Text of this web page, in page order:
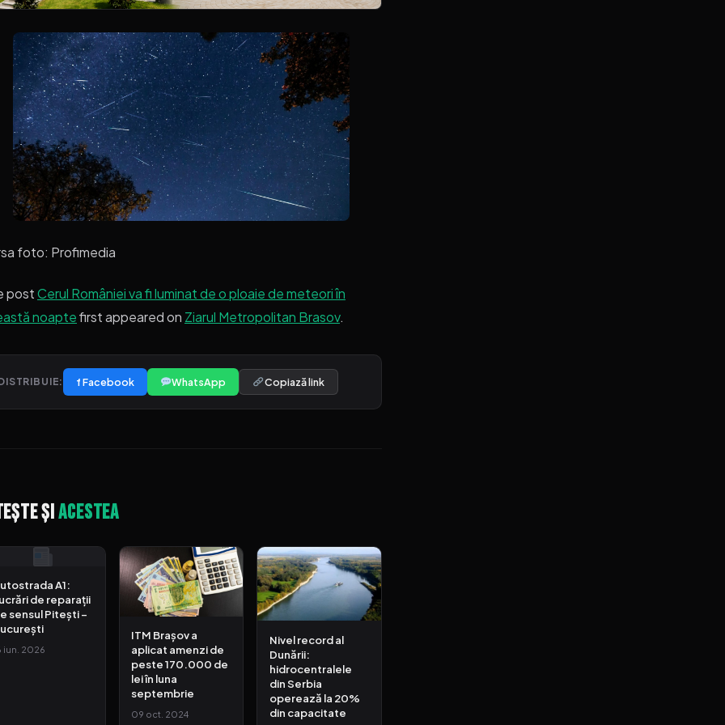
foto: Profimedia
postCerul României va fi luminat de o ploaie de meteori în
noaptefirst appeared on Ziarul Metropolitan Brasov.
f Facebook WhatsApp Copiază link
șiacestea
A1:
de reparații
sensul Pitești –
iun. 2026
ITM Brașov a
aplicat amenzi de
peste 170.000 de
lei în luna
septembrie
09 oct. 2024
Nivel record al
Dunării:
hidrocentralele
din Serbia
operează la 20%
din capacitate